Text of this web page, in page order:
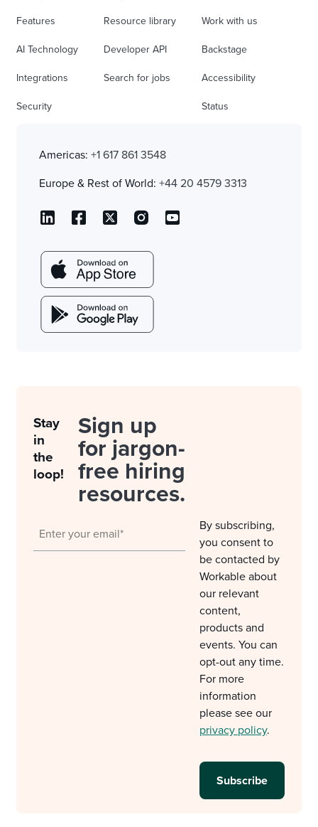
Features
AI Technology
Integrations
Security
Resource library
Developer API
Search for jobs
Work with us
Backstage
Accessibility
Status
Americas: +1 617 861 3548
Europe & Rest of World: +44 20 4579 3313
Stay
in
the
loop!
Sign up
for jargon-
free hiring
resources.
By subscribing,
you consent to
be contacted by
Workable about
our relevant
content,
products and
events. You can
opt-out any time.
For more
information
please see our
privacy policy.